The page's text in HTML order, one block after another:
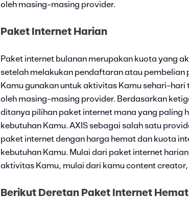
oleh masing-masing provider.
Paket Internet Harian
Paket internet bulanan merupakan kuota yang
setelah melakukan pendaftaran atau
Kamu gunakan untuk aktivitas Kamu sehari-
oleh masing-masing provider. Berdasarkan
ditanya pilihan paket internet mana yang paling
kebutuhan Kamu. AXIS sebagai salah satu
paket internet dengan harga hemat dan kuota
kebutuhan Kamu. Mulai dari paket internet
aktivitas Kamu, mulai dari kamu content
Berikut Deretan Paket Internet